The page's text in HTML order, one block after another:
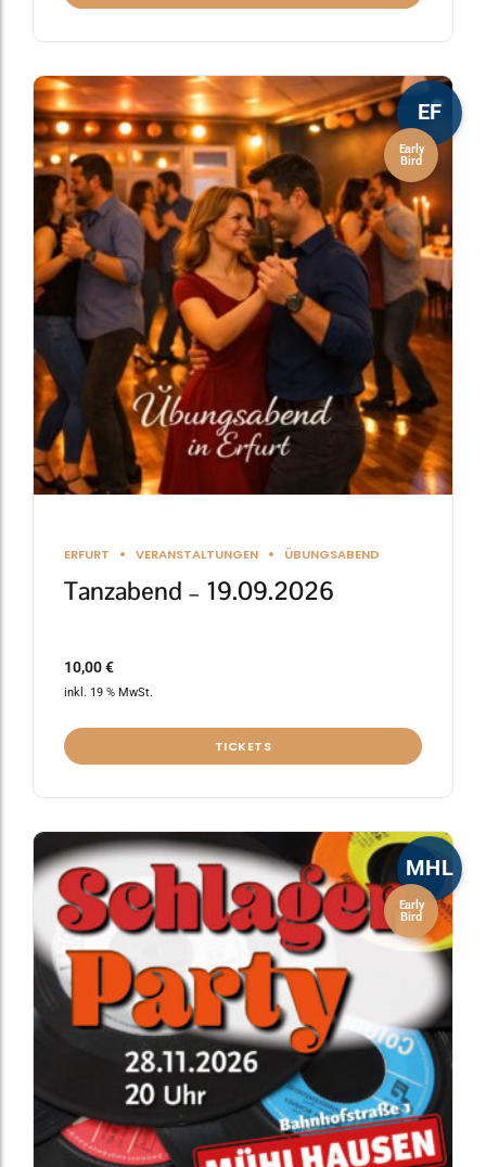
EF
Early
Bird
ERFURT VERANSTALTUNGEN ÜBUNGSABEND
Tanzabend – 19.09.2026
10,00€
inkl. 19 % MwSt.
TICKETS
MHL
Early
Bird